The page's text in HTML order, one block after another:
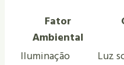
Fator
Ambiental
Iluminação
Luz